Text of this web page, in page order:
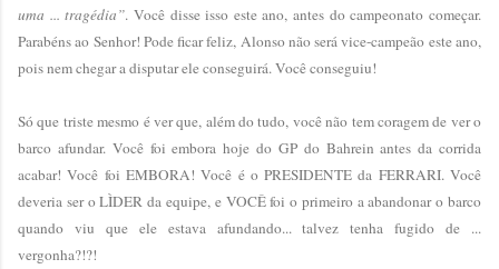
uma ... tragédia”. Você disse isso este ano, antes do campeonato começar.
Parabéns ao Senhor! Pode ficar feliz, Alonso não será vice-campeão este ano,
pois nem chegar a disputar ele conseguirá. Você conseguiu!
Só que triste mesmo é ver que, além do tudo, você não tem coragem de ver o
barco afundar. Você foi embora hoje do GP do Bahrein antes da corrida
acabar! Você foi EMBORA! Você é o PRESIDENTE da FERRARI. Você
deveria ser o LÌDER da equipe, e VOCÊ foi o primeiro a abandonar o barco
quando viu que ele estava afundando... talvez tenha fugido de ...
vergonha?!?!